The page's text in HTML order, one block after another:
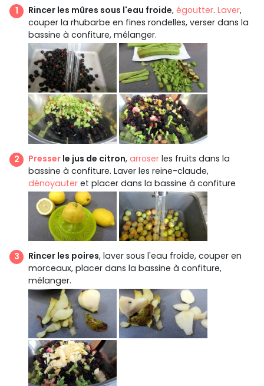
Rincer les mûres sous l'eau froide, égoutter. Laver,
couper la rhubarbe en fines rondelles, verser dans la
bassine à confiture, mélanger.
Presser le jus de citron, arroser les fruits dans la
bassine à confiture. Laver les reine-claude,
dénoyauter et placer dans la bassine à confiture
Rincer les poires, laver sous l'eau froide, couper en
morceaux, placer dans la bassine à confiture,
mélanger.